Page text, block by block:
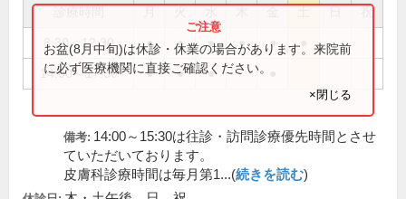
祝
8:30～12:30 ● ● ● ● ●
14:00～17:30 ● ● ●
お盆(8月中旬)は休診・休業の場合があります。来院前
に必ず医療機関に直接ご確認ください。
×閉じる
備考: 14:00～15:30は往診・訪問診療優先時間とさせ
ていただいております。
皮膚科診療時間は毎月第1...(続きを読む)